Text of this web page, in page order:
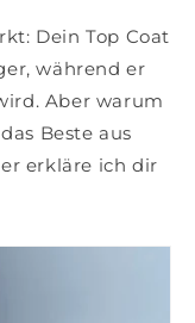
Dein Top Coat
während er
Aber warum
Beste aus
erkläre ich dir